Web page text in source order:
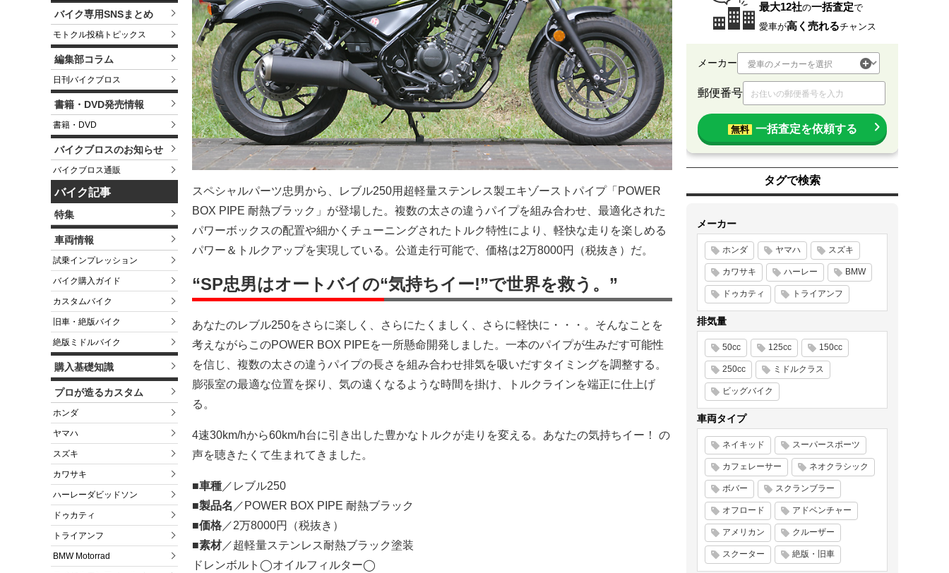
バイク専用SNSまとめ
モトクル投稿トピックス
編集部コラム
日刊バイクブロス
書籍・DVD発売情報
書籍・DVD
バイクブロスのお知らせ
バイクブロス通販
バイク記事
特集
車両情報
試乗インプレッション
バイク購入ガイド
カスタムバイク
旧車・絶版バイク
絶版ミドルバイク
購入基礎知識
プロが造るカスタム
ホンダ
ヤマハ
スズキ
カワサキ
ハーレーダビッドソン
ドゥカティ
トライアンフ
BMW Motorrad
スペシャルパーツ忠男から、レブル250用超軽量ステンレス製エキゾーストパイプ「POWER
BOX PIPE 耐熱ブラック」が登場した。複数の太さの違うパイプを組み合わせ、最適化された
パワーボックスの配置や細かくチューニングされたトルク特性により、軽快な走りを楽しめる
パワー＆トルクアップを実現している。公道走行可能で、価格は2万8000円（税抜き）だ。
“SP忠男はオートバイの“気持ちイー!”で世界を救う。”
あなたのレブル250をさらに楽しく、さらにたくましく、さらに軽快に・・・。そんなことを
考えながらこのPOWER BOX PIPEを一所懸命開発しました。一本のパイプが生みだす可能性
を信じ、複数の太さの違うパイプの長さを組み合わせ排気を吸いだすタイミングを調整する。
膨張室の最適な位置を探り、気の遠くなるような時間を掛け、トルクラインを端正に仕上げ
る。
4速30km/hから60km/h台に引き出した豊かなトルクが走りを変える。あなたの気持ちイー！ の
声を聴きたくて生まれてきました。
■車種 ／レブル250
■製品名 ／POWER BOX PIPE 耐熱ブラック
■価格 ／2万8000円（税抜き）
■素材／超軽量ステンレス耐熱ブラック塗装
ドレンボルト◯オイルフィルター◯
最大12社の一括査定で
愛車が高く売れるチャンス
メーカー
郵便番号
無料 一括査定を依頼する
タグで検索
メーカー
ホンダ ヤマハ スズキ
カワサキ ハーレー BMW
ドゥカティ トライアンフ
排気量
50cc 125cc 150cc
250cc ミドルクラス
ビッグバイク
車両タイプ
ネイキッド スーパースポーツ
カフェレーサー ネオクラシック
ボバー スクランブラー
オフロード アドベンチャー
アメリカン クルーザー
スクーター 絶版・旧車